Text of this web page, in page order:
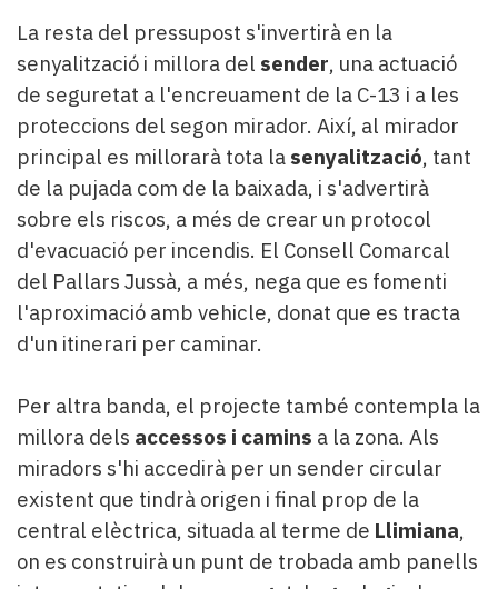
La resta del pressupost s'invertirà en la
senyalització i millora del sender, una actuació
de seguretat a l'encreuament de la C-13 i a les
proteccions del segon mirador. Així, al mirador
principal es millorarà tota la senyalització, tant
de la pujada com de la baixada, i s'advertirà
sobre els riscos, a més de crear un protocol
d'evacuació per incendis. El Consell Comarcal
del Pallars Jussà, a més, nega que es fomenti
l'aproximació amb vehicle, donat que es tracta
d'un itinerari per caminar.
Per altra banda, el projecte també contempla la
millora dels accessos i camins a la zona. Als
miradors s'hi accedirà per un sender circular
existent que tindrà origen i final prop de la
central elèctrica, situada al terme de Llimiana,
on es construirà un punt de trobada amb panells